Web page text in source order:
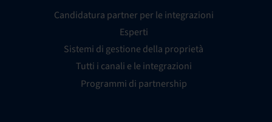
Candidatura partner per le integrazioni
Esperti
Sistemi di gestione della proprietà
Tutti i canali e le integrazioni
Programmi di partnership